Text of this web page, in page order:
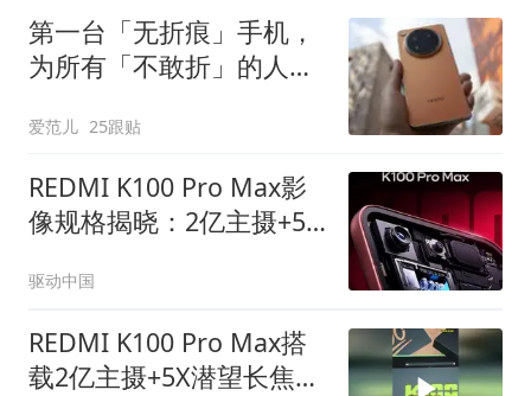
第一台「无折痕」手机，
为所有「不敢折」的人而
爱范儿 25跟贴
REDMI K100 Pro Max影
像规格揭晓：2亿主摄+5X
满"
驱动中国
REDMI K100 Pro Max搭
载2亿主摄+5X潜望长焦